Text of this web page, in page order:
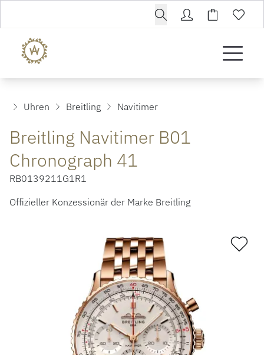
Uhren Breitling Navitimer
Breitling Navitimer B01
Chronograph 41
RB0139211G1R1
Offizieller Konzessionär der Marke Breitling